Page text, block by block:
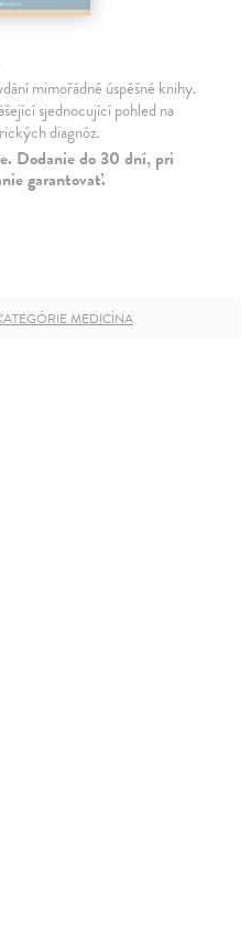
mimořádně úspěšné knihy.
sjednocující pohled na
diagnóz.
Dodanie do 30 dní, pri
garantovať.
MEDICÍNA